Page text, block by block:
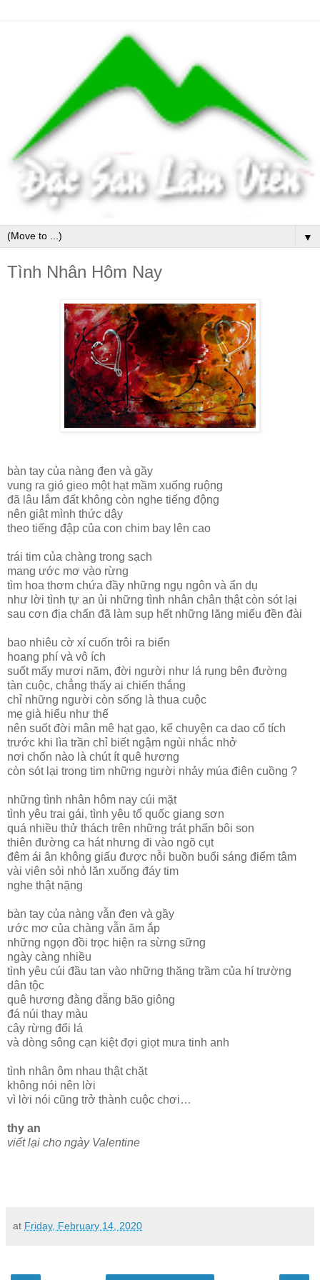
▼
Tình Nhân Hôm Nay
bàn tay của nàng đen và gầy
vung ra gió gieo một hạt mầm xuống ruộng
đã lâu lắm đất không còn nghe tiếng động
nên giật mình thức dậy
theo tiếng đập của con chim bay lên cao
trái tim của chàng trong sạch
mang ước mơ vào rừng
tìm hoa thơm chứa đầy những ngụ ngôn và ẩn dụ
như lời tình tự an ủi những tình nhân chân thật còn sót lại
sau cơn địa chấn đã làm sụp hết những lăng miếu đền đài
bao nhiêu cờ xí cuốn trôi ra biển
hoang phí và vô ích
suốt mấy mươi năm, đời người như lá rụng bên đường
tàn cuộc, chẳng thấy ai chiến thắng
chỉ những người còn sống là thua cuộc
mẹ già hiểu như thế
nên suốt đời mân mê hạt gạo, kể chuyện ca dao cổ tích
trước khi lìa trần chỉ biết ngậm ngùi nhắc nhở
nơi chốn nào là chút ít quê hương
còn sót lại trong tim những người nhảy múa điên cuồng ?
những tình nhân hôm nay cúi mặt
tình yêu trai gái, tình yêu tổ quốc giang sơn
quá nhiều thử thách trên những trát phấn bôi son
thiên đường ca hát nhưng đi vào ngõ cụt
đêm ái ân không giấu được nỗi buồn buổi sáng điểm tâm
vài viên sỏi nhỏ lăn xuống đáy tim
nghe thật nặng
bàn tay của nàng vẫn đen và gầy
ước mơ của chàng vẫn ăm ắp
những ngọn đồi trọc hiện ra sừng sững
ngày càng nhiều
tình yêu cúi đầu tan vào những thăng trầm của hí trường
dân tộc
quê hương đằng đẵng bão giông
đá núi thay màu
cây rừng đổi lá
và dòng sông cạn kiệt đợi giọt mưa tinh anh
tình nhân ôm nhau thật chặt
không nói nên lời
vì lời nói cũng trở thành cuộc chơi…
thy an
viết lại cho ngày Valentine
at Friday, February 14, 2020